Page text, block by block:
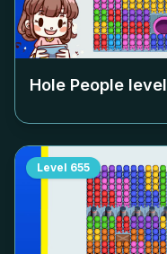
Hole People level
Level 655